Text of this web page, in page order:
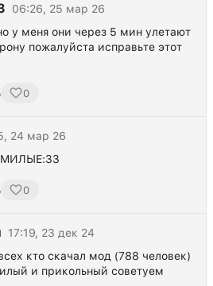
06:26, 25 мар 26
у меня они через 5 мин улетают
пожалуйста исправьте этот
0
24 мар 26
0
17:19, 23 дек 24
кто скачал мод (788 человек)
и прикольный советуем